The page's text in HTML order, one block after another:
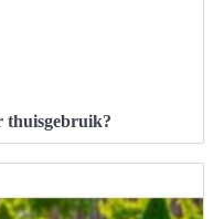
thuisgebruik?